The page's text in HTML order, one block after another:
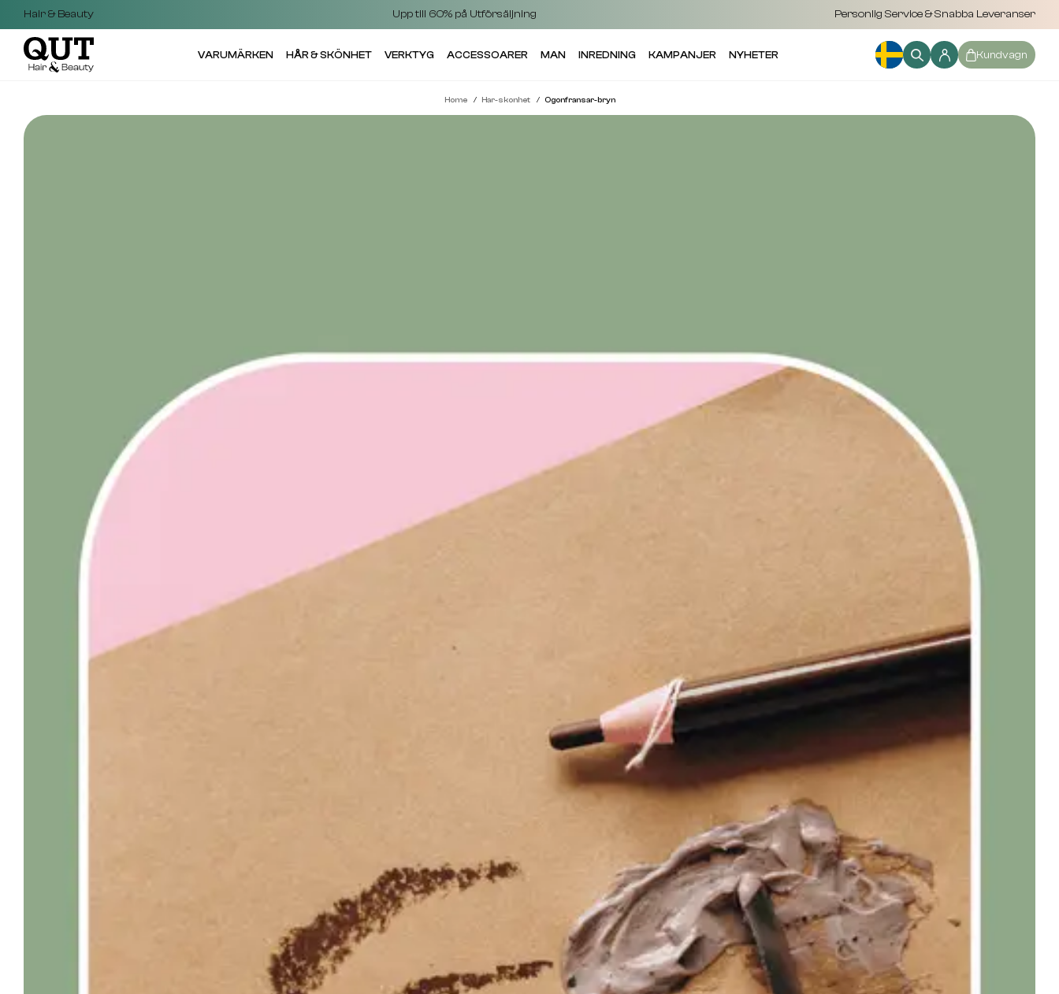
Hair & Beauty Upp till 60% på Utförsäljning Personlig Service & Snabba Leveranser
VARUMÄRKEN HÅR & SKÖNHET VERKTYG ACCESSOARER MAN INREDNING KAMPANJER NYHETER Kundvagn
Home Har-skonhet Ogonfransar-bryn